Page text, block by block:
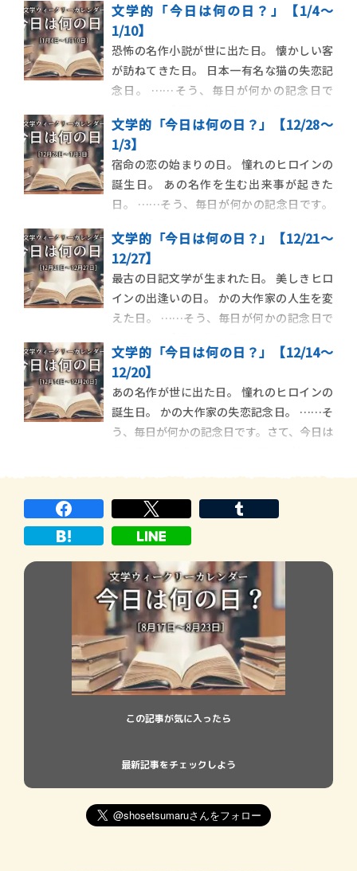
開きが行われる1月11日から始まる1週間あ
まりを見てみましょう。 1月11日 将軍・徳
川家光の忌日を避け、鏡開きが行われるよ
うになる 現在で […]
文学的「今日は何の日？」【1/4～
1/10】
恐怖の名作小説が世に出た日。 懐かしい客
が訪ねてきた日。 日本一有名な猫の失恋記
念日。 ……そう、毎日が何かの記念日で
始の1月4日から始まる1週間を見てみましょ
う。 1月4日 根所蜜三郎がスーパー・マーケ
ット前に集まる人々を見かける――大江健
三郎『万延元年のフ […]
文学的「今日は何の日？」【12/28～
1/3】
宿命の恋の始まりの日。 憧れのヒロインの
誕生日。 あの名作を生む出来事が起きた
日。 ……そう、毎日が何かの記念日です。
まる12月28日からの1週間を見てみましょ
う。 12月28日 C・ウィリス『ドゥームズデ
イ・ブック』において、タイムトラベルし
た学生が現代に戻 […]
文学的「今日は何の日？」【12/21～
12/27】
最古の日記文学が生まれた日。 美しきヒロ
インの出逢いの日。 かの大作家の人生を変
えた日。 ……そう、毎日が何かの記念日で
スマスにかかる12月21日から始まる1週間を
見てみましょう。 12月21日 土佐守の任期を
終えた紀貫之が京へ向けて船出――『土佐
日記』 『古 […]
文学的「今日は何の日？」【12/14～
12/20】
あの名作が世に出た日。 憧れのヒロインの
誕生日。 かの大作家の失恋記念日。 ……そ
う、毎日が何かの記念日です。さて、今日は
ち入り 元禄14年3月14日、江戸城・松の廊
下で赤 […]
この記事が気に入ったら
最新記事をチェックしよう